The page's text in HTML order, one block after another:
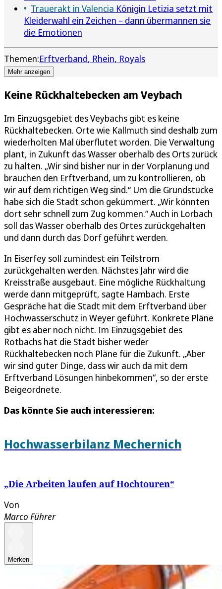
Trauerakt in Valencia Königin Letizia setzt mit
Kleiderwahl ein Zeichen – dann übermannen sie
die Emotionen
Themen:Erftverband Rhein Royals
Mehr anzeigen
Keine Rückhaltebecken am Veybach
Im Einzugsgebiet des Veybachs gibt es keine
Rückhaltebecken. Orte wie Kallmuth sind deshalb zum
wiederholten Mal überflutet worden. Die Verwaltung
plant, in Zukunft das Wasser oberhalb des Orts zurück
zu halten. „Wir sind bisher nur in der Vorplanung und
brauchen den Erftverband, um zu kontrollieren, ob
wir auf dem richtigen Weg sind.“ Um die Grundstücke
habe sich die Stadt schon gekümmert. „Wir könnten
dort sehr schnell zum Zug kommen.“ Auch in Lorbach
soll das Wasser oberhalb des Ortes zurückgehalten
und dann durch das Dorf geführt werden.
In Eiserfey soll zumindest ein Teilstrom
zurückgehalten werden. Nächstes Jahr wird die
Kreisstraße ausgebaut. Eine mögliche Rückhaltung
werde dann mitgeprüft, sagte Hambach. Erste
Gespräche hat die Stadt mit dem Erftverband über
Hochwasserschutz in Weyer geführt. Konkrete Pläne
gibt es aber noch nicht. Im Einzugsgebiet des
Rotbachs hat die Stadt bisher weder
Rückhaltebecken noch Pläne für die Zukunft. „Aber
wir sind guter Dinge, dass wir auch da mit dem
Erftverband Lösungen hinbekommen“, so der erste
Beigeordnete.
Das könnte Sie auch interessieren:
Hochwasserbilanz Mechernich
„Die Arbeiten laufen auf Hochtouren“
Von
Marco Führer
Merken